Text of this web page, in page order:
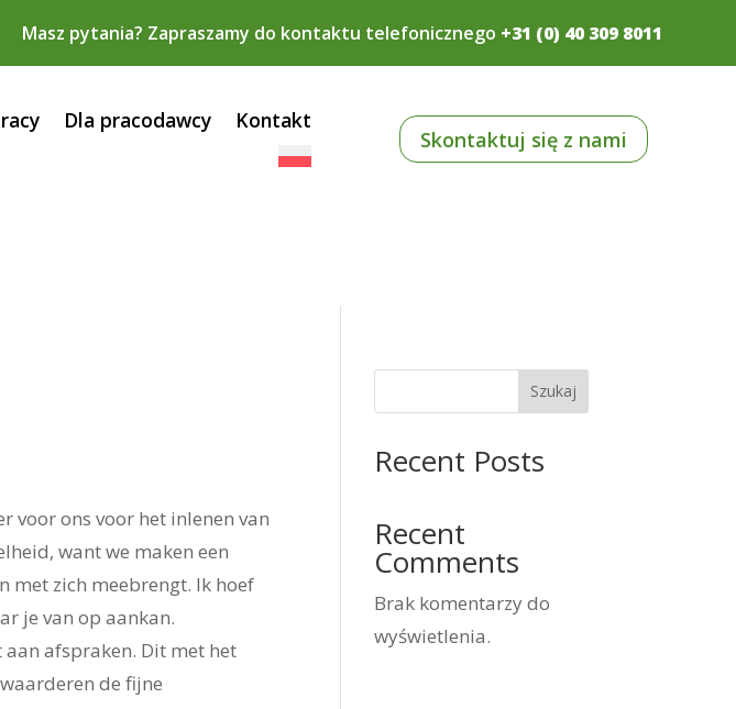
Masz pytania? Zapraszamy do kontaktu telefonicznego +31 (0) 40 309 8011
Dla pracodawcy Kontakt
Skontaktuj się z nami
voor ons voor het inlenen van
want we maken een
met zich meebrengt. Ik hoef
je van op aankan.
afspraken. Dit met het
de fijne
Szukaj
Recent Posts
Recent
Comments
Brak komentarzy do
wyświetlenia.